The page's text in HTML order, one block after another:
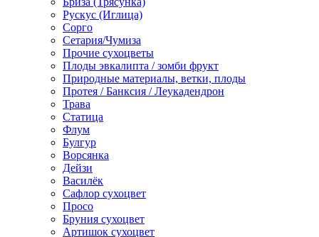
Рускус (Иглица)
Сорго
Сетария/Чумиза
Прочие сухоцветы
Плоды эвкалипта / зомби фрукт
Природные материалы, ветки, плоды
Протея / Банксия / Леукадендрон
Трава
Статица
Флум
Булгур
Ворсянка
Дейзи
Василёк
Сафлор сухоцвет
Просо
Бруния сухоцвет
Артишок сухоцвет